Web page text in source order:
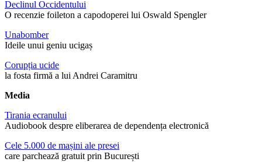
Declinul Occidentului
O recenzie foileton a capodoperei lui Oswald Spengler
Unabomber
Ideile unui geniu ucigaș
Corupția ucide
la fosta firmă a lui Andrei Caramitru
Media
Tirania ecranului
Audiobook despre eliberarea de dependența electronică
Cele 5.000 de mașini ale presei
care parchează gratuit prin București